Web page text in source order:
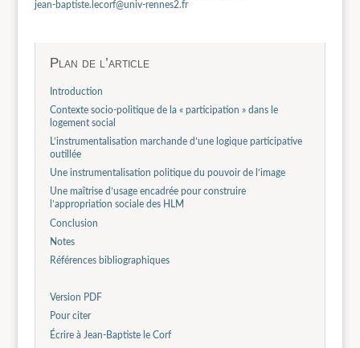
jean-baptiste.lecorf@univ-rennes2.fr
Plan de l’article
Introduction
Contexte socio-politique de la « participation » dans le
logement social
L’instrumentalisation marchande d’une logique participative
outillée
Une instrumentalisation politique du pouvoir de l’image
Une maîtrise d’usage encadrée pour construire
l’appropriation sociale des HLM
Conclusion
Notes
Références bibliographiques
Version PDF
Pour citer
Écrire à Jean-Baptiste le Corf